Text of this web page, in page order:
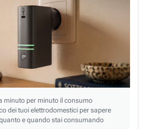
minuto per minuto il consumo
dei tuoi elettrodomestici per sapere
e quando stai consumando